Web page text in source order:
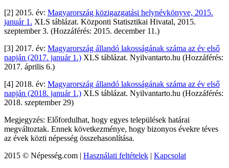
[2] 2015. év: Magyarország közigazgatási helynévkönyve, 2015.
január 1. XLS táblázat. Központi Statisztikai Hivatal, 2015.
szeptember 3. (Hozzáférés: 2015. december 11.)
[3] 2017. év: Magyarország állandó lakosságának száma az év első
napján (2017. január 1.) XLS táblázat. Nyilvantarto.hu (Hozzáférés:
2017. április 6.)
[4] 2018. év: Magyarország állandó lakosságának száma az év első
napján (2018. január 1.) XLS táblázat. Nyilvantarto.hu (Hozzáférés:
2018. szeptember 29)
Megjegyzés: Előfordulhat, hogy egyes települések határai
megváltoztak. Ennek következménye, hogy bizonyos évekre téves
az évek közti népesség összehasonlítása.
2015 © Népesség.com | Használati feltételek | Kapcsolat